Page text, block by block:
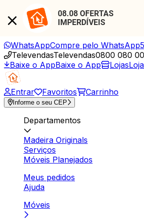
08.08 OFERTAS
IMPERDÍVEIS
WhatsAppCompre pelo WhatsApp
TelevendasTelevendas0800 080
Baixe o AppBaixe o App Lojas
Entrar Favoritos Carrinho
Informe o seu CEP
Departamentos
Madeira Originals
Serviços
Móveis Planejados
Meus pedidos
Ajuda
Móveis